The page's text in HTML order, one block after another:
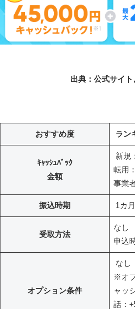
出典：公式サイト
おすすめ度 ラン
ｷｬｯｼｭﾊﾞｯｸ
金額
新規
転用
事業
振込時期 1カ
受取方法
なし
申込
オプション条件
なし
※オ
ャッ
話：